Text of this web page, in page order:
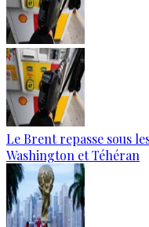
Le Brent repasse sous
Washington et Téhéran